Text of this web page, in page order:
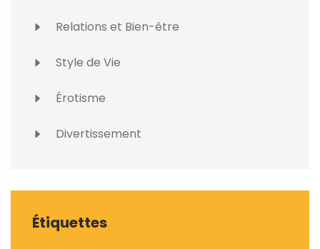
Relations et Bien-être
Style de Vie
Érotisme
Divertissement
Étiquettes